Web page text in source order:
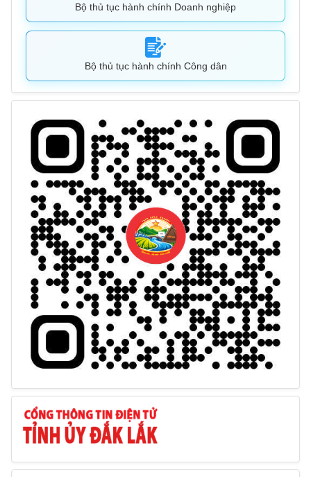
Bộ thủ tục hành chính Doanh nghiệp
Bộ thủ tục hành chính Công dân